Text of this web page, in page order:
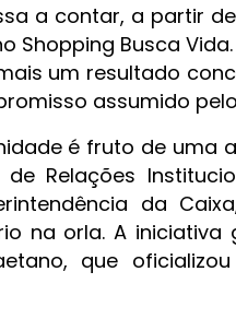
a contar, a partir
Shopping Busca
um resultado
assumido
é fruto de uma
Relações
da
na orla. A
que